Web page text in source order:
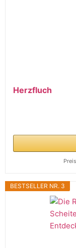
Herzfluch
BESTSELLER NR. 3